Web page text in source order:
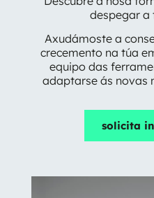
despegar a
Axudámoste a
crecemento na túa
equipo das
adaptarse ás novas
solicita